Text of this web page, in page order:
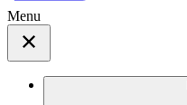
Menu